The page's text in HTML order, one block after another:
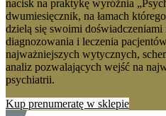
nacisk na praktykę wyróżnia
dwumiesięcznik, na łamach
dzielą się swoimi
diagnozowania i leczenia
najważniejszych wytycznych,
analiz pozwalających wejść na
psychiatrii.
Kup prenumeratę w sklepie